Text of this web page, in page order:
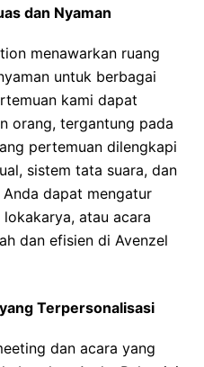
dan Nyaman
menawarkan ruang
untuk berbagai
kami dapat
orang, tergantung pada
pertemuan dilengkapi
sistem tata suara, dan
dapat mengatur
atau acara
dan efisien di Avenzel
Terpersonalisasi
dan acara yang